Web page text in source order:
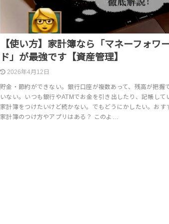
【使い方】家計簿なら「マネーフォワ
ド」が最強です【資産管理】
2026年4月12日
貯金・節約ができない。銀行口座が複数あって、残高が把握
いない。いつも銀行やATMでお金を引き出したり、記帳して
家計簿をつけたいけど続かない。でもどうにかしたい。おす
家計簿のつけ方やアプリはある？ このよ…